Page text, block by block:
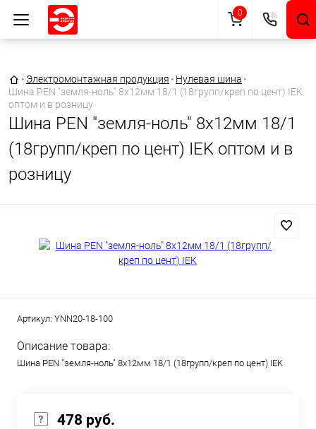
Главная страница
• Электромонтажная продукция • Нулевая шина •
Шина PEN "земля-ноль" 8х12мм 18/1 (18групп/креп по цент) IEK
оптом и в розницу
Шина PEN "земля-ноль" 8х12мм 18/1
(18групп/креп по цент) IEK оптом и в
розницу
Артикул: YNN20-18-100
Описание товара:
Шина PEN "земля-ноль" 8х12мм 18/1 (18групп/креп по цент) IEK
478 руб.
0